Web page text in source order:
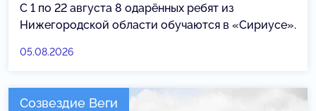
С 1 по 22 августа 8 одарённых ребят из
Нижегородской области обучаются в «Сириусе».
05.08.2026
Созвездие Веги